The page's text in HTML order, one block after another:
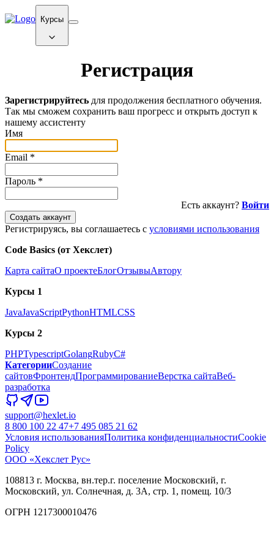
Курсы
Регистрация
Зарегистрируйтесь для продолжения бесплатного обучения.
Так мы сможем сохранить ваш прогресс и открыть доступ к
нашему ассистенту
Имя
Email *
Пароль *
Есть аккаунт? Войти
Создать аккаунт
Регистрируясь, вы соглашаетесь с условиями использования
Code Basics (от Хекслет)
Карта сайтаО проектеБлогОтзывыАвтору
Курсы 1
JavaJavaScriptPythonHTMLCSS
Курсы 2
PHPTypescriptGolangRubyC#
КатегорииСоздание
сайтовФронтендПрограммированиеВерстка сайтаВеб-
разработка
support@hexlet.io
8 800 100 22 47+7 495 085 21 62
Условия использованияПолитика конфиденциальностиCookie
Policy
ООО «Хекслет Рус»
108813 г. Москва, вн.тер.г. поселение Московский, г.
Московский, ул. Солнечная, д. 3А, стр. 1, помещ. 10/3
ОГРН 1217300010476